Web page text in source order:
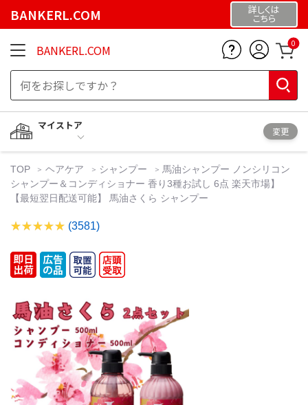
BANKERL.COM 詳しくは
こちら
BANKERL.COM 0
マイストア
変更
TOP ヘアケア シャンプー
馬油シャンプー ノンシリコン
シャンプー＆コンディショナー 香り3種お試し 6点 楽天市場】
【最短翌日配送可能】 馬油さくら シャンプー
(3581)